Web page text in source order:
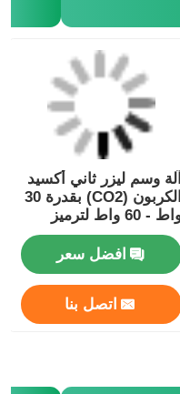
آلة وسم ليزر ثاني أكسيد
الكربون (CO2) بقدرة 30
واط - 60 واط لترميز
الزجاجات في خط الإنتاج
افضل سعر
اتصل بنا